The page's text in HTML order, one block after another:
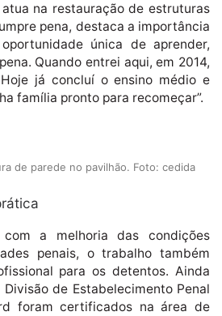
na restauração de estruturas
pena, destaca a importância
única de aprender,
Quando entrei aqui, em 2014,
já concluí o ensino médio e
família pronto para recomeçar”.
de parede no pavilhão. Foto: cedida
a melhoria das condições
penais, o trabalho também
para os detentos. Ainda
de Estabelecimento Penal
foram certificados na área de